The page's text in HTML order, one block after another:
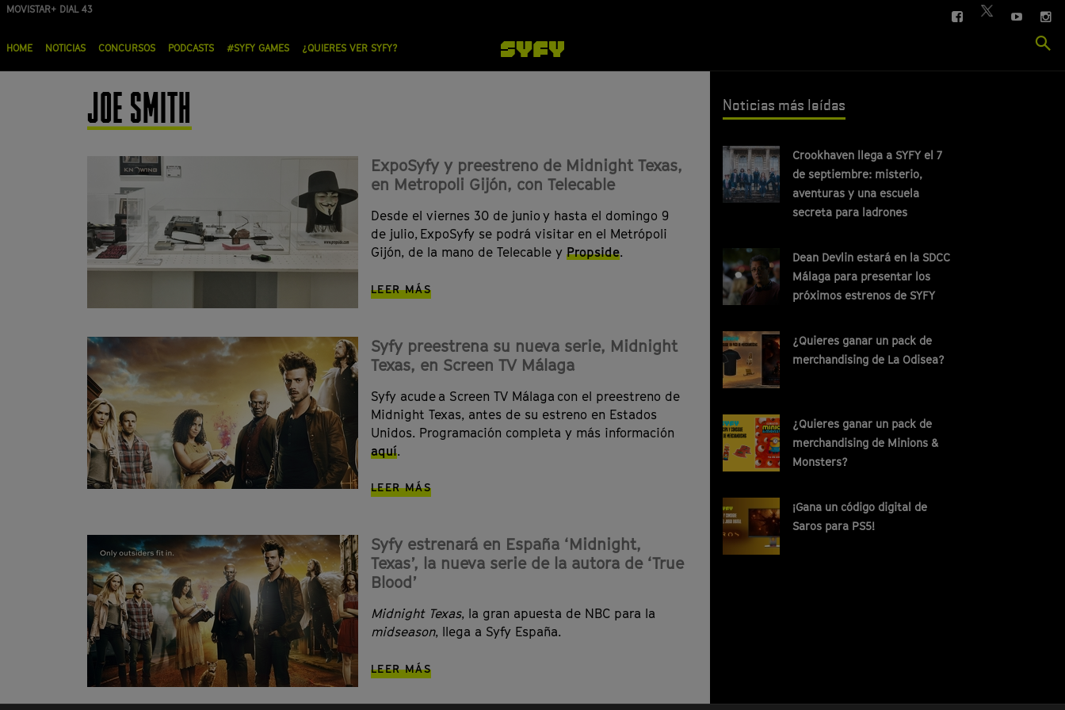
Pasar
contenido
MOVISTAR+ DIAL 43
ORANGE DIAL 19
FACEBOOK
TWITTER
YOUTUBE
principal
HOME NOTICIAS CONCURSOS PODCASTS #SYFY GAMES ¿QUIERES VER SYFY?
JOE SMITH
ExpoSyfy y preestreno de Midnight Texas,
en Metropoli Gijón, con Telecable
Desde el viernes 30 de junio y hasta el domingo 9
de julio, ExpoSyfy se podrá visitar en el Metrópoli
Gijón, de la mano de Telecable y Propside.
LEER MÁS
Syfy preestrena su nueva serie, Midnight
Texas, en Screen TV Málaga
Syfy acude a Screen TV Málaga con el preestreno de
Midnight Texas, antes de su estreno en Estados
Unidos. Programación completa y más información
aquí.
LEER MÁS
Syfy estrenará en España ‘Midnight,
Texas’, la nueva serie de la autora de ‘True
Blood’
Midnight Texas, la gran apuesta de NBC para la
midseason, llega a Syfy España.
LEER MÁS
Noticias más leídas
Crookhaven llega a SYFY el 7
de septiembre: misterio,
aventuras y una escuela
secreta para ladrones
Dean Devlin estará en la SDCC
Málaga para presentar los
próximos estrenos de SYFY
¿Quieres ganar un pack de
merchandising de La Odisea?
¿Quieres ganar un pack de
merchandising de Minions &
Monsters?
¡Gana un código digital de
Saros para PS5!